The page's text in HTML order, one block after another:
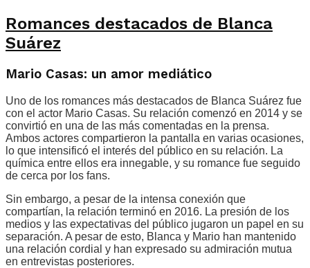
Romances destacados de Blanca
Suárez
Mario Casas: un amor mediático
Uno de los romances más destacados de Blanca Suárez fue
con el actor Mario Casas. Su relación comenzó en 2014 y se
convirtió en una de las más comentadas en la prensa.
Ambos actores compartieron la pantalla en varias ocasiones,
lo que intensificó el interés del público en su relación. La
química entre ellos era innegable, y su romance fue seguido
de cerca por los fans.
Sin embargo, a pesar de la intensa conexión que
compartían, la relación terminó en 2016. La presión de los
medios y las expectativas del público jugaron un papel en su
separación. A pesar de esto, Blanca y Mario han mantenido
una relación cordial y han expresado su admiración mutua
en entrevistas posteriores.